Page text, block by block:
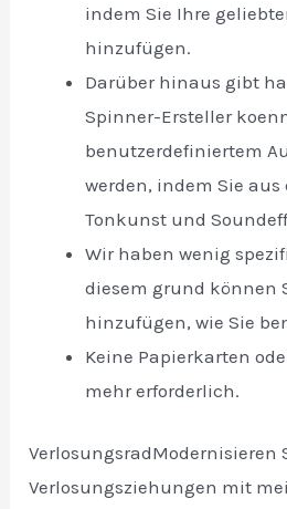
indem Sie Ihre
hinzufügen.
Darüber hinaus gibt
Spinner-Ersteller
benutzerdefiniertem
werden, indem Sie
Tonkunst und
Wir haben wenig
diesem grund können
hinzufügen, wie Sie
Keine Papierkarten
mehr erforderlich.
VerlosungsradModernisieren
Verlosungsziehungen mit